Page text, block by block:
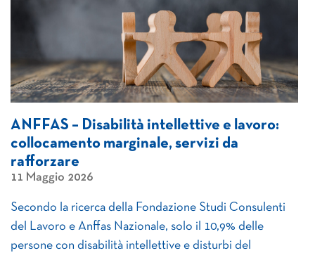
ANFFAS – Disabilità intellettive e lavoro:
collocamento marginale, servizi da
rafforzare
11 Maggio 2026
Secondo la ricerca della Fondazione Studi Consulenti
del Lavoro e Anffas Nazionale, solo il 10,9% delle
persone con disabilità intellettive e disturbi del